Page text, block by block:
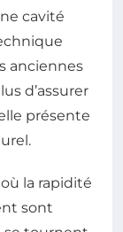
cavité
anciennes
d’assurer
présente
la rapidité
sont